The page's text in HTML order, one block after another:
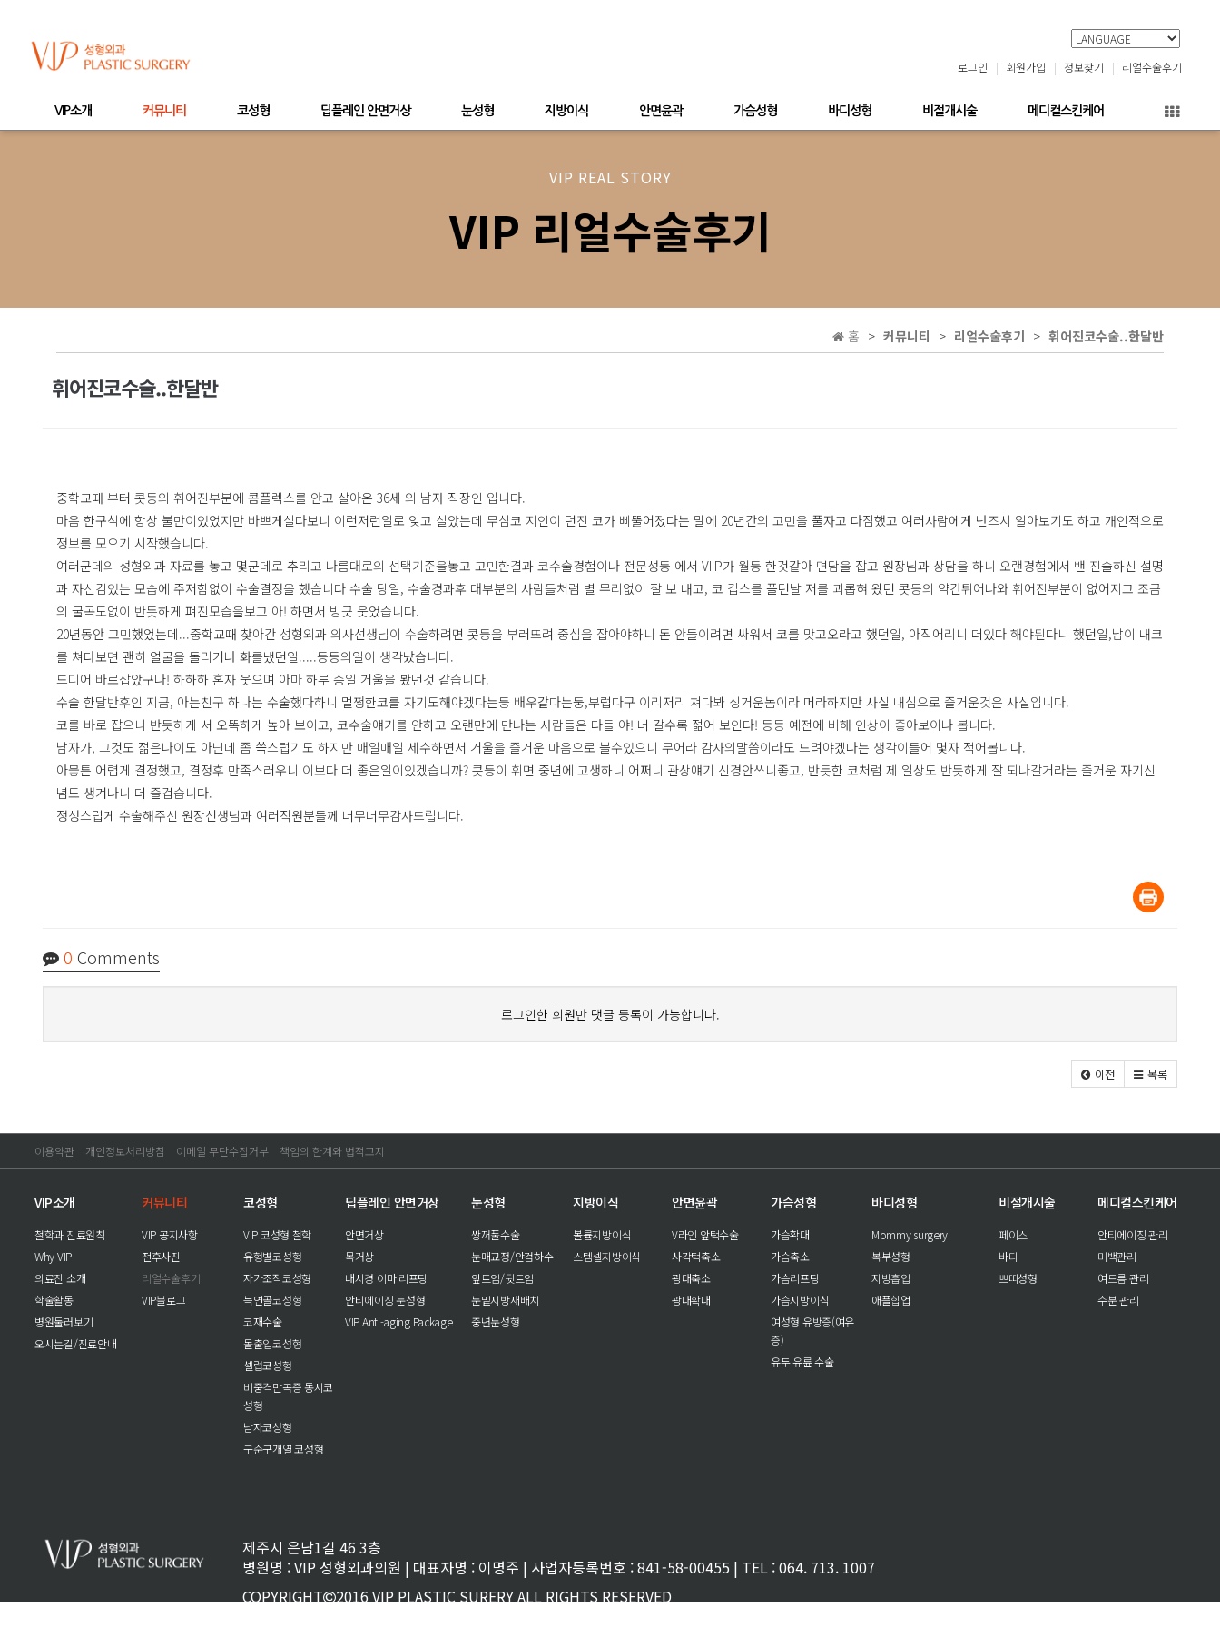
로그인 회원가입 정보찾기 리얼수술후기
VIP소개 커뮤니티 코성형 딥플레인 안면거상 눈성형 지방이식 안면윤곽 가슴성형 바디성형 비절개시술 메디컬스킨케어
VIP REAL STORY
VIP 리얼수술후기
홈 커뮤니티 리얼수술후기 휘어진코수술..한달반
휘어진코수술..한달반
중학교때 부터 콧등의 휘어진부분에 콤플렉스를 안고 살아온 36세 의 남자 직장인 입니다.
마음 한구석에 항상 불만이있었지만 바쁘게살다보니 이런저런일로 잊고 살았는데 무심코 지인이 던진 코가 삐뚤어졌다는 말에 20년간의 고민을 풀자고 다짐했고 여러사람에게 넌즈시 알아보기도 하고 개인적으로
정보를 모으기 시작했습니다.
여러군데의 성형외과 자료를 놓고 몇군데로 추리고 나름대로의 선택기준을놓고 고민한결과 코수술경험이나 전문성등 에서 VIIP가 월등 한것같아 면담을 잡고 원장님과 상담을 하니 오랜경험에서 밴 진솔하신 설명
과 자신감있는 모습에 주저함없이 수술결정을 했습니다 수술 당일, 수술경과후 대부분의 사람들처럼 별 무리없이 잘 보 내고, 코 깁스를 풀던날 저를 괴롭혀 왔던 콧등의 약간튀어나와 휘어진부분이 없어지고 조금
의 굴곡도없이 반듯하게 펴진모습을보고 아! 하면서 빙긋 웃었습니다.
20년동안 고민했었는데...중학교때 찾아간 성형외과 의사선생님이 수술하려면 콧등을 부러뜨려 중심을 잡아야하니 돈 안들이려면 싸워서 코를 맞고오라고 했던일, 아직어리니 더있다 해야된다니 했던일,남이 내코
를 쳐다보면 괜히 얼굴을 돌리거나 화를냈던일.....등등의일이 생각났습니다.
드디어 바로잡았구나! 하하하 혼자 웃으며 아마 하루 종일 거울을 봤던것 같습니다.
수술 한달반후인 지금, 아는친구 하나는 수술했다하니 멀쩡한코를 자기도해야겠다는등 배우같다는둥,부럽다구 이리저리 쳐다봐 싱거운놈이라 머라하지만 사실 내심으로 즐거운것은 사실입니다.
코를 바로 잡으니 반듯하게 서 오똑하게 높아 보이고, 코수술얘기를 안하고 오랜만에 만나는 사람들은 다들 야! 너 갈수록 젊어 보인다! 등등 예전에 비해 인상이 좋아보이나 봅니다.
남자가, 그것도 젊은나이도 아닌데 좀 쑥스럽기도 하지만 매일매일 세수하면서 거울을 즐거운 마음으로 볼수있으니 무어라 감사의말씀이라도 드려야겠다는 생각이들어 몇자 적어봅니다.
아뭏튼 어렵게 결정했고, 결정후 만족스러우니 이보다 더 좋은일이있겠습니까? 콧등이 휘면 중년에 고생하니 어쩌니 관상얘기 신경안쓰니좋고, 반듯한 코처럼 제 일상도 반듯하게 잘 되나갈거라는 즐거운 자기신
념도 생겨나니 더 즐겁습니다.
정성스럽게 수술해주신 원장선생님과 여러직원분들께 너무너무감사드립니다.
0 Comments
로그인한 회원만 댓글 등록이 가능합니다.
이전 목록
이용약관 개인정보처리방침 이메일 무단수집거부 책임의 한계와 법적고지
VIP소개
철학과 진료원칙
Why VIP
의료진 소개
학술활동
병원둘러보기
오시는길/진료안내
커뮤니티
VIP 공지사항
전후사진
리얼수술후기
VIP블로그
코성형
VIP 코성형 철학
유형별코성형
자가조직코성형
늑연골코성형
코재수술
돌출입코성형
셀럽코성형
비중격만곡증 동시코
성형
남자코성형
구순구개열 코성형
딥플레인 안면거상
안면거상
목거상
내시경 이마 리프팅
안티에이징 눈성형
VIP Anti-aging Package
눈성형
쌍꺼풀수술
눈매교정/안검하수
앞트임/뒷트임
눈밑지방재배치
중년눈성형
지방이식
볼륨지방이식
스템셀지방이식
안면윤곽
V라인 앞턱수술
사각턱축소
광대축소
광대확대
가슴성형
가슴확대
가슴축소
가슴리프팅
가슴지방이식
여성형 유방증(여유
증)
유두 유륜 수술
바디성형
Mommy surgery
복부성형
지방흡입
애플힙업
비절개시술
페이스
바디
쁘띠성형
메디컬스킨케어
안티에이징 관리
미백관리
여드름 관리
수분 관리
제주시 은남1길 46 3층
병원명 : VIP 성형외과의원 | 대표자명 : 이명주 | 사업자등록번호 : 841-58-00455 | TEL : 064. 713. 1007
COPYRIGHT
2016 VIP PLASTIC SURERY ALL RIGHTS RESERVED